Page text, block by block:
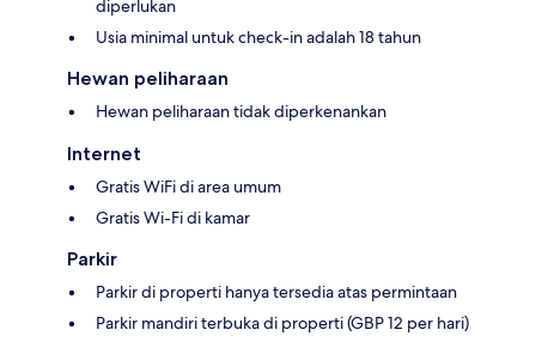
diperlukan
Usia minimal untuk check-in adalah 18 tahun
Hewan peliharaan
Hewan peliharaan tidak diperkenankan
Internet
Gratis WiFi di area umum
Gratis Wi-Fi di kamar
Parkir
Parkir di properti hanya tersedia atas permintaan
Parkir mandiri terbuka di properti (GBP 12 per hari)